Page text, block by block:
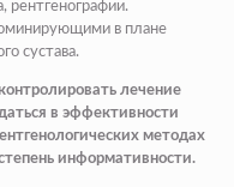
рентгенографии.
в плане
сустава.
лечение
в эффективности
методах
информативности.